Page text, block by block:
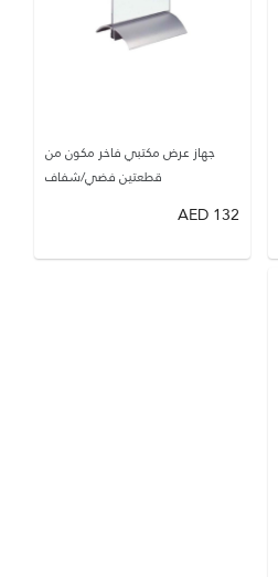
جهاز عرض مكتبي فاخر مكون من
قطعتين فضي/شفاف
132
AED